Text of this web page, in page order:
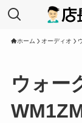
ホーム オーディオ
ウォー